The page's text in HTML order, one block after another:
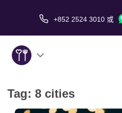
+852 2524 3010 或
關於我們
Tag: 8 cities